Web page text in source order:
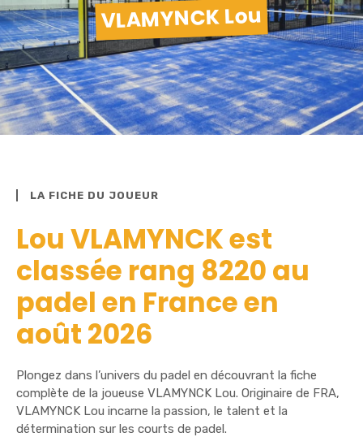
VLAMYNCK Lou
LA FICHE DU JOUEUR
Lou VLAMYNCK est
classée rang 8220 au
padel en France en
août 2026
Plongez dans l’univers du padel en découvrant la fiche
complète de la joueuse VLAMYNCK Lou. Originaire de FRA,
VLAMYNCK Lou incarne la passion, le talent et la
détermination sur les courts de padel.